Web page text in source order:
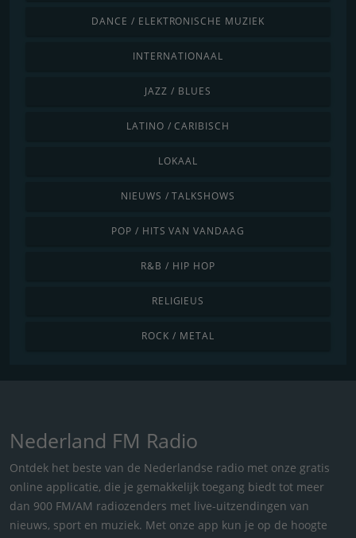
DANCE / ELEKTRONISCHE MUZIEK
INTERNATIONAAL
JAZZ / BLUES
LATINO / CARIBISCH
LOKAAL
NIEUWS / TALKSHOWS
POP / HITS VAN VANDAAG
R&B / HIP HOP
RELIGIEUS
ROCK / METAL
Nederland FM Radio
Ontdek het beste van de Nederlandse radio met onze gratis
online applicatie, die je gemakkelijk toegang biedt tot meer
dan 900 FM/AM radiozenders met live-uitzendingen van
nieuws, sport en muziek. Met onze app kun je op de hoogte